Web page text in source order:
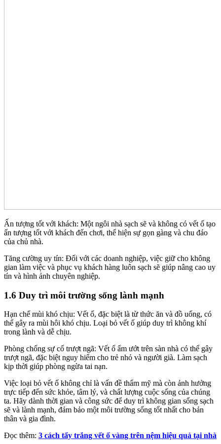
Ấn tượng tốt với khách: Một ngôi nhà sạch sẽ và không có vết ố tạo
ấn tượng tốt với khách đến chơi, thể hiện sự gọn gàng và chu đáo
của chủ nhà.
Tăng cường uy tín: Đối với các doanh nghiệp, việc giữ cho không
gian làm việc và phục vụ khách hàng luôn sạch sẽ giúp nâng cao uy
tín và hình ảnh chuyên nghiệp.
1.6 Duy trì môi trường sống lành mạnh
Hạn chế mùi khó chịu: Vết ố, đặc biệt là từ thức ăn và đồ uống, có
thể gây ra mùi hôi khó chịu. Loại bỏ vết ố giúp duy trì không khí
trong lành và dễ chịu.
Phòng chống sự cố trượt ngã: Vết ố ẩm ướt trên sàn nhà có thể gây
trượt ngã, đặc biệt nguy hiểm cho trẻ nhỏ và người già. Làm sạch
kịp thời giúp phòng ngừa tai nạn.
Việc loại bỏ vết ố không chỉ là vấn đề thẩm mỹ mà còn ảnh hưởng
trực tiếp đến sức khỏe, tâm lý, và chất lượng cuộc sống của chúng
ta. Hãy dành thời gian và công sức để duy trì không gian sống sạch
sẽ và lành mạnh, đảm bảo một môi trường sống tốt nhất cho bản
thân và gia đình.
Đọc thêm: 3 cách tẩy trắng vết ố vàng trên nệm hiệu quả tại nhà